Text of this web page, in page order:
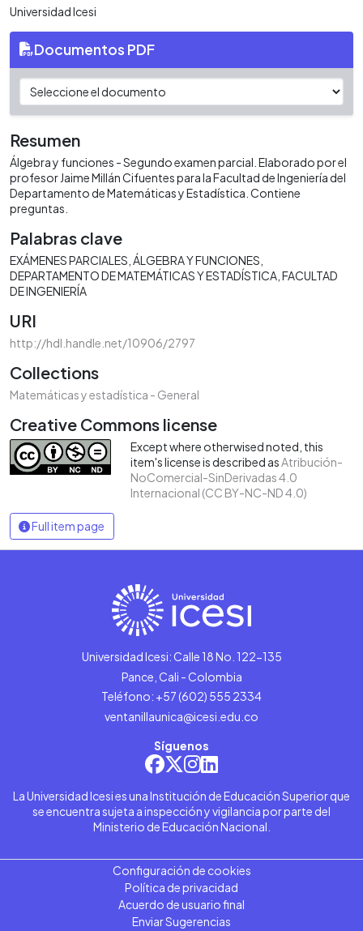
Universidad Icesi
Documentos PDF
Resumen
Álgebra y funciones - Segundo examen parcial. Elaborado por el
profesor Jaime Millán Cifuentes para la Facultad de Ingeniería del
Departamento de Matemáticas y Estadística. Contiene
preguntas.
Palabras clave
EXÁMENES PARCIALES ÁLGEBRA Y FUNCIONES
DEPARTAMENTO DE MATEMÁTICAS Y ESTADÍSTICA FACULTAD
DE INGENIERÍA
URI
http://hdl.handle.net/10906/2797
Collections
Matemáticas y estadística - General
Creative Commons license
Except where otherwised noted, this
item's license is described asAtribución-
NoComercial-SinDerivadas 4.0
Internacional (CC BY-NC-ND 4.0)
Full item page
Universidad Icesi: Calle 18 No. 122-135
Pance, Cali - Colombia
Teléfono: +57 (602) 555 2334
ventanillaunica@icesi.edu.co
Síguenos
La Universidad Icesi es una Institución de Educación Superior que
se encuentra sujeta a inspección y vigilancia por parte del
Ministerio de Educación Nacional.
Configuración de cookies
Política de privacidad
Acuerdo de usuario final
Enviar Sugerencias